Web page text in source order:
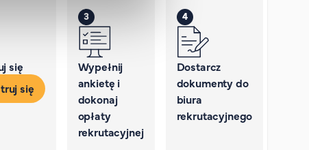
się
się
3
Wypełnij
ankietę i
dokonaj
opłaty
rekrutacyjnej
4
Dostarcz
dokumenty do
biura
rekrutacyjnego